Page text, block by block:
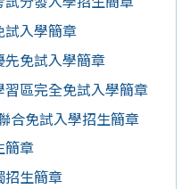
試入學簡章
免試入學簡章
區完全免試入學簡章
合免試入學招生簡章
簡章
招生簡章